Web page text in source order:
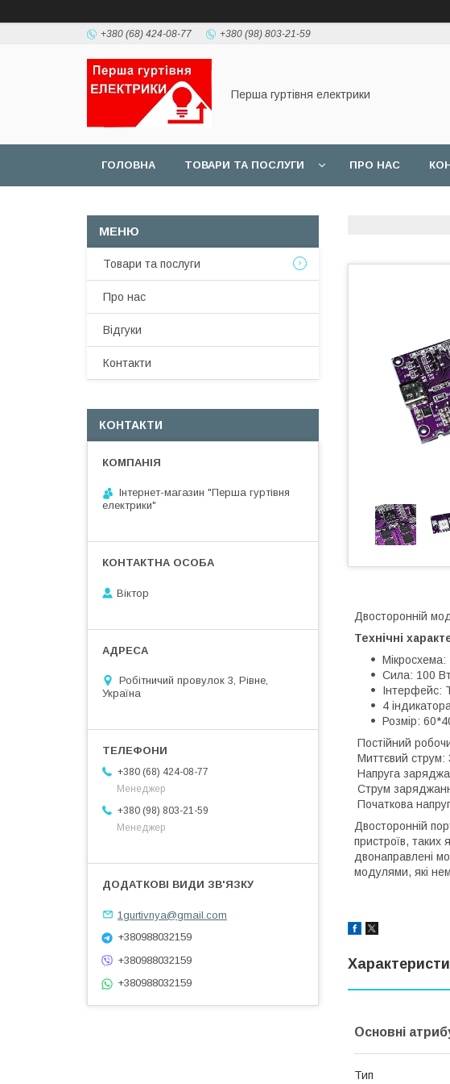
+380 (68) 424-08-77 +380 (98) 803-21-59
Перша гуртівня електрики
ГОЛОВНА ТОВАРИ ТА ПОСЛУГИ ПРО НАС
Двосторонній
Технічні
Мікросхема:
Сила: 100
Інтерфейс:
4
Розмір:
Постійний
Миттєвий струм:
Напруга
Струм
Початкова
Двосторонній
пристроїв, таких
двонаправлені
модулями, які
Основні
Тип
Товари та послуги
Про нас
Відгуки
Контакти
КОНТАКТИ
Інтернет-магазин "Перша гуртівня
електрики"
Віктор
Робітничий провулок 3, Рівне,
Україна
+380 (68) 424-08-77
Менеджер
+380 (98) 803-21-59
Менеджер
1gurtivnya@gmail.com
+380988032159
+380988032159
+380988032159